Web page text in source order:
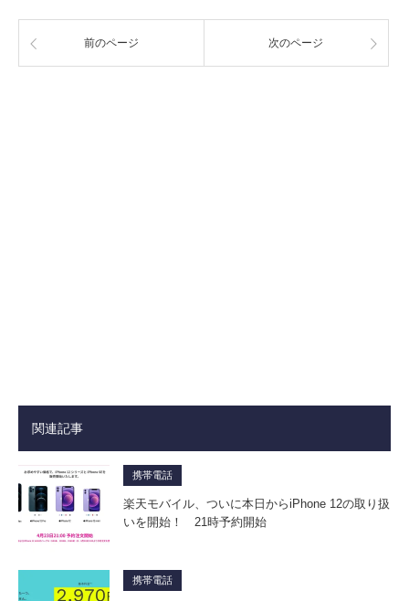
前のページ 次のページ
関連記事
携帯電話
楽天モバイル、ついに本日からiPhone 12の取り扱
いを開始！ 21時予約開始
携帯電話